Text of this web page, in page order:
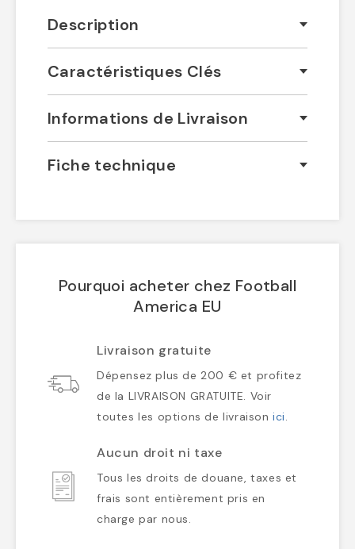
Description
Caractéristiques Clés
Informations de Livraison
Fiche technique
Pourquoi acheter chez Football
America EU
Livraison gratuite
Dépensez plus de 200 € et profitez
de la LIVRAISON GRATUITE. Voir
toutes les options de livraisonici.
Aucun droit ni taxe
Tous les droits de douane, taxes et
frais sont entièrement pris en
charge par nous.